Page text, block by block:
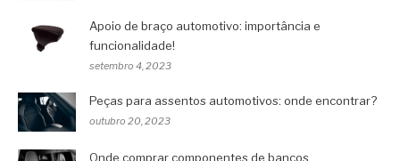
Apoio de braço automotivo: importância e
funcionalidade!
setembro 4, 2023
Peças para assentos automotivos: onde encontrar?
outubro 20, 2023
Onde comprar componentes de bancos